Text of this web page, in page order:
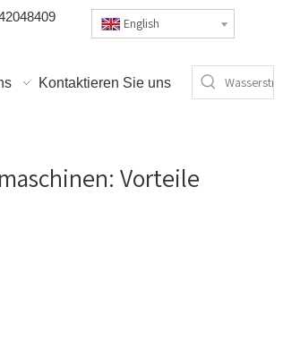
English
Kontaktieren Sie uns
Vorteile